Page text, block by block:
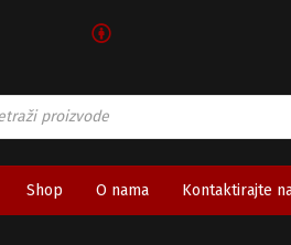
🅯
Shop O nama Kontaktirajte